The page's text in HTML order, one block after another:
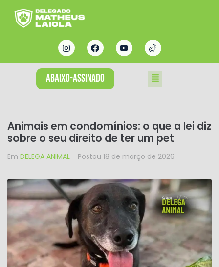
ABAIXO-ASSINADO
Animais em condomínios: o que a lei diz
sobre o seu direito de ter um pet
Em DELEGA ANIMAL Postou 18 de março de 2026